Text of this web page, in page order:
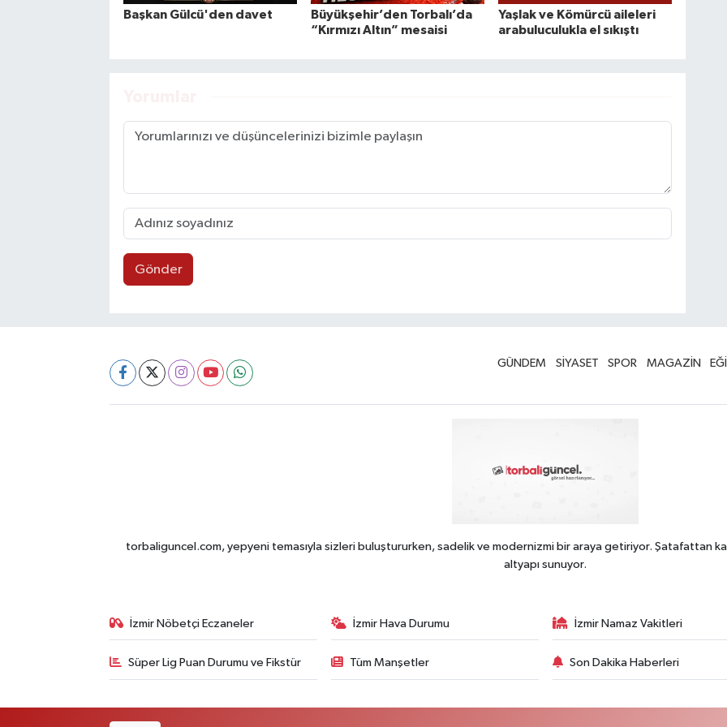
Başkan Gülcü'den davet
Büyükşehir’den Torbalı’da
“Kırmızı Altın” mesaisi
Yaşlak ve Kömürcü aileleri
arabuluculukla el sıkıştı
Gönder
GÜNDEM SİYASET SPOR MAGAZİN
torbaliguncel.com, yepyeni temasıyla sizleri buluştururken, sadelik ve modernizmi bir araya getiriyor. Şatafattan
altyapı sunuyor.
İzmir Nöbetçi Eczaneler İzmir Hava Durumu İzmir Namaz Vakitleri
Süper Lig Puan Durumu ve Fikstür Tüm Manşetler Son Dakika Haberleri